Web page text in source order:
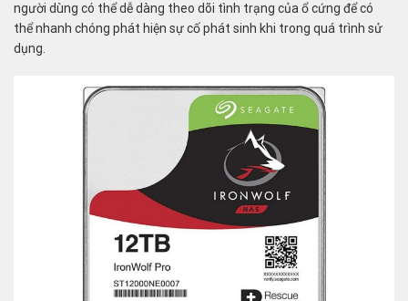
người dùng có thể dễ dàng theo dõi tình trạng của ổ cứng để có
thể nhanh chóng phát hiện sự cố phát sinh khi trong quá trình sử
dụng.